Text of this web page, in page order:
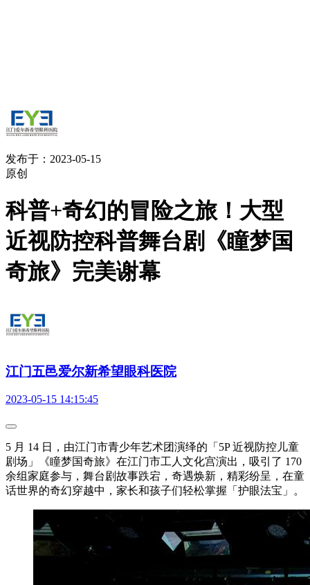
发布于：2023-05-15
原创
科普+奇幻的冒险之旅！大型
近视防控科普舞台剧《瞳梦国
奇旅》完美谢幕
江门五邑爱尔新希望眼科医院
2023-05-15 14:15:45
5 月 14 日，由江门市青少年艺术团演绎的「5P 近视防控儿童
剧场」《瞳梦国奇旅》在江门市工人文化宫演出，吸引了 170
余组家庭参与，舞台剧故事跌宕，奇遇焕新，精彩纷呈，在童
话世界的奇幻穿越中，家长和孩子们轻松掌握「护眼法宝」。